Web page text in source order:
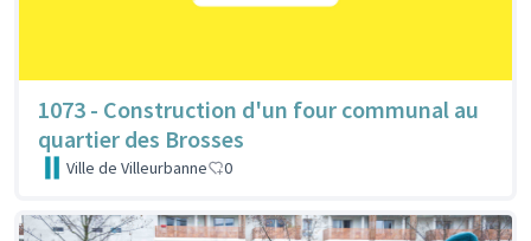
1073 - Construction d'un four communal au
quartier des Brosses
Ville de Villeurbanne 0